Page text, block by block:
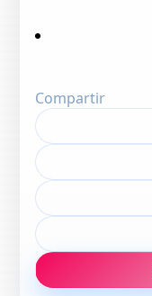
Compartir